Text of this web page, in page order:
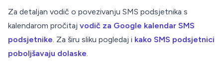
Za detaljan vodič o povezivanju SMS podsjetnika s
kalendarom pročitaj vodič za Google kalendar SMS
podsjetnike. Za širu sliku pogledaj i kako SMS podsjetnici
poboljšavaju dolaske.